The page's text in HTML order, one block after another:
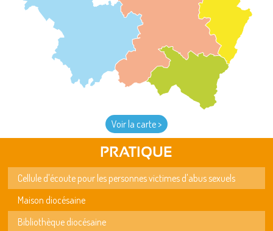
Voir la carte >
PRATIQUE
Cellule d'écoute pour les personnes victimes d'abus sexuels
Maison diocésaine
Bibliothèque diocésaine